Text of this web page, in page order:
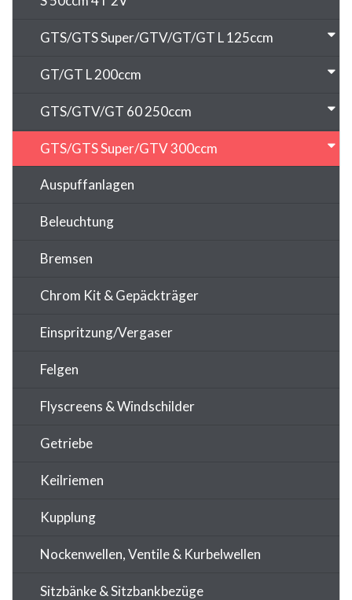
GTS/GTS Super/GTV/GT/GT L 125ccm
GT/GT L 200ccm
GTS/GTV/GT 60 250ccm
GTS/GTS Super/GTV 300ccm
Auspuffanlagen
Beleuchtung
Bremsen
Chrom Kit & Gepäckträger
Einspritzung/Vergaser
Felgen
Flyscreens & Windschilder
Getriebe
Keilriemen
Kupplung
Nockenwellen, Ventile & Kurbelwellen
Sitzbänke & Sitzbankbezüge